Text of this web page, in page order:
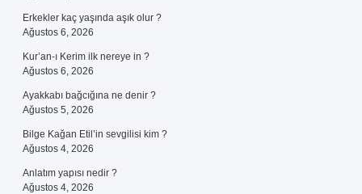
Erkekler kaç yaşında aşık olur ?
Ağustos 6, 2026
Kur’an-ı Kerim ilk nereye in ?
Ağustos 6, 2026
Ayakkabı bağcığına ne denir ?
Ağustos 5, 2026
Bilge Kağan Etil’in sevgilisi kim ?
Ağustos 4, 2026
Anlatım yapısı nedir ?
Ağustos 4, 2026